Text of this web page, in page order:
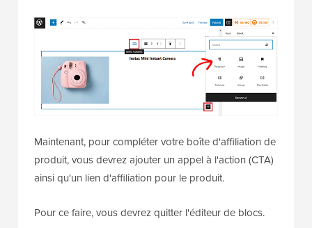
Maintenant, pour compléter votre boîte d'affiliation de
produit, vous devrez ajouter un appel à l'action (CTA)
ainsi qu'un lien d'affiliation pour le produit.
Pour ce faire, vous devrez quitter l'éditeur de blocs.